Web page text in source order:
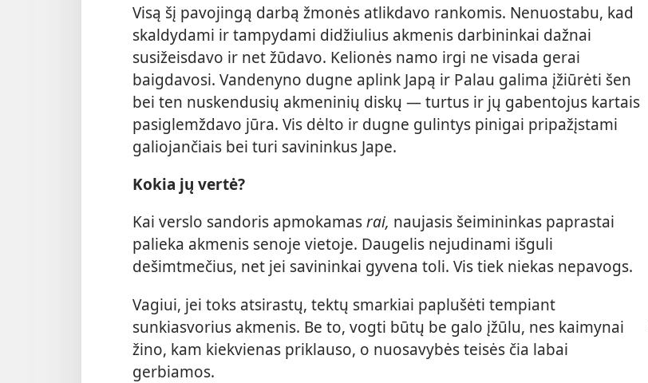
Visą šį pavojingą darbą žmonės atlikdavo rankomis. Nenuostabu, kad
skaldydami ir tampydami didžiulius akmenis darbininkai dažnai
susižeisdavo ir net žūdavo. Kelionės namo irgi ne visada gerai
baigdavosi. Vandenyno dugne aplink Japą ir Palau galima įžiūrėti šen
bei ten nuskendusių akmeninių diskų — turtus ir jų gabentojus kartais
pasiglemždavo jūra. Vis dėlto ir dugne gulintys pinigai pripažįstami
galiojančiais bei turi savininkus Jape.
Kokia jų vertė?
Kai verslo sandoris apmokamasrai, naujasis šeimininkas paprastai
palieka akmenis senoje vietoje. Daugelis nejudinami išguli
dešimtmečius, net jei savininkai gyvena toli. Vis tiek niekas nepavogs.
Vagiui, jei toks atsirastų, tektų smarkiai paplušėti tempiant
sunkiasvorius akmenis. Be to, vogti būtų be galo įžūlu, nes kaimynai
žino, kam kiekvienas priklauso, o nuosavybės teisės čia labai
gerbiamos.